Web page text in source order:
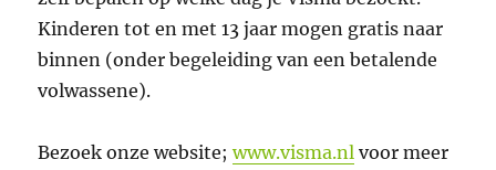
Kinderen tot en met 13 jaar mogen gratis naar
binnen (onder begeleiding van een betalende
volwassene).
Bezoek onze website;www.visma.nl voor meer